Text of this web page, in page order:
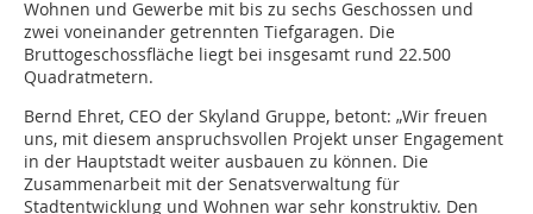
Wohnen und Gewerbe mit bis zu sechs Geschossen und
zwei voneinander getrennten Tiefgaragen. Die
Bruttogeschossfläche liegt bei insgesamt rund 22.500
Quadratmetern.
Bernd Ehret, CEO der Skyland Gruppe, betont: „Wir freuen
uns, mit diesem anspruchsvollen Projekt unser Engagement
in der Hauptstadt weiter ausbauen zu können. Die
Zusammenarbeit mit der Senatsverwaltung für
Stadtentwicklung und Wohnen war sehr konstruktiv. Den